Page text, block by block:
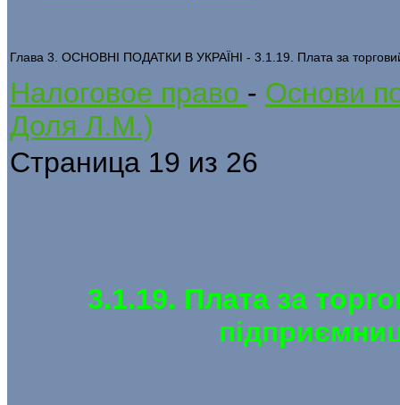
Глава 3. ОСНОВНІ ПОДАТКИ В УКРАЇНІ - 3.1.19. Плата за торговий
Налоговое право - Основи
Доля Л.М.)
Страница 19 из 26
3.1.19. Плата за